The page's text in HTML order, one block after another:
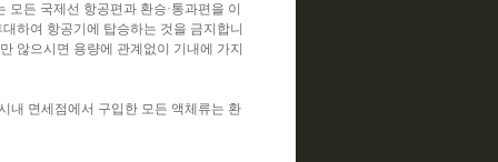
든 국제선 항공편과 환승·통과편을 이
하여 항공기에 탑승하는 것을 금지합니
않으시면 용량에 관계없이 기내에 가지
내 면세점에서 구입한 모든 액체류는 환